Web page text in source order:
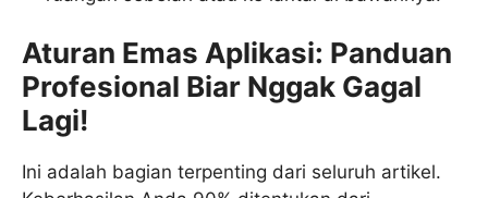
Aturan Emas Aplikasi: Panduan
Profesional Biar Nggak Gagal
Lagi!
Ini adalah bagian terpenting dari seluruh artikel.